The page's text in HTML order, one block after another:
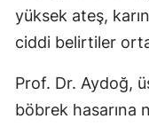
yüksek ateş,
ciddi belirtiler
Prof. Dr. Aydoğ,
böbrek hasarına